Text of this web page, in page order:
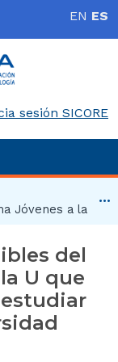
EN ES
sesión SICORE
Jóvenes a la U ...
Ir
del
U que